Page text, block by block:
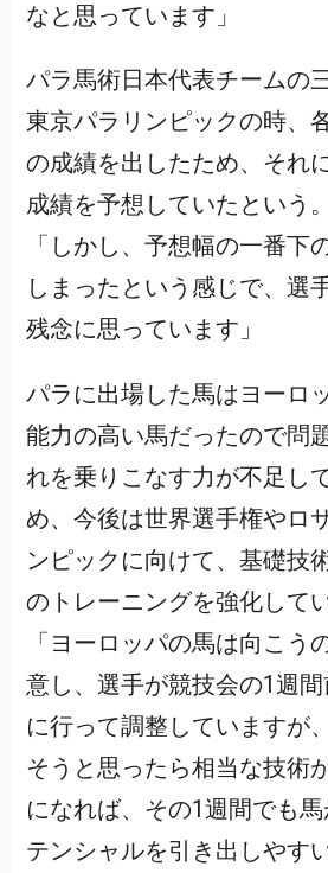
なと思っています」
パラ馬術日本代表チームの
東京パラリンピックの時、
の成績を出したため、それ
成績を予想していたという。
「しかし、予想幅の一番下
しまったという感じで、選
残念に思っています」
パラに出場した馬はヨーロ
能力の高い馬だったので問
れを乗りこなす力が不足し
め、今後は世界選手権やロ
ンピックに向けて、基礎技
のトレーニングを強化して
「ヨーロッパの馬は向こう
意し、選手が競技会の1週
に行って調整していますが
そうと思ったら相当な技術
になれば、その1週間でも
テンシャルを引き出しやす